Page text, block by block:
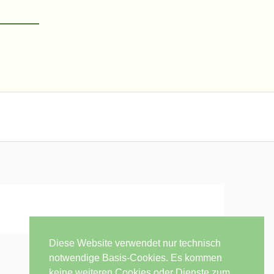
Diese Website verwendet nur technisch
notwendige Basis-Cookies. Es kommen